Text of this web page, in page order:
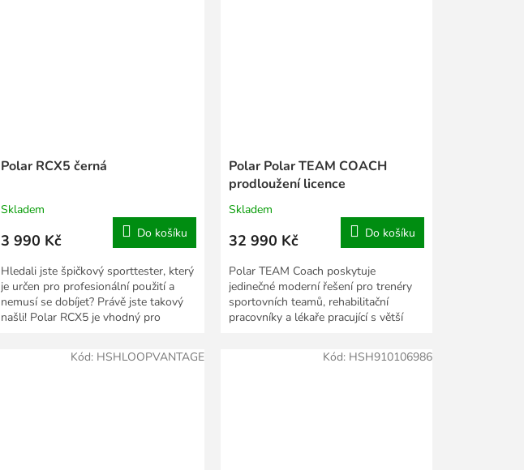
Polar RCX5 černá
Skladem
3 990 Kč Do košíku
Hledali jste špičkový sporttester, který
je určen pro profesionální použití a
nemusí se dobíjet? Právě jste takový
našli! Polar RCX5 je vhodný pro
Polar Polar TEAM COACH
prodloužení licence
Skladem
32 990 Kč Do košíku
Polar TEAM Coach poskytuje
jedinečné moderní řešení pro trenéry
sportovních teamů, rehabilitační
pracovníky a lékaře pracující s větší
Kód: HSHLOOPVANTAGE Kód: HSH910106986